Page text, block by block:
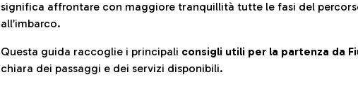
significa affrontare con maggiore tranquillità tutte le fasi del
all’imbarco.
Questa guida raccoglie i principali consigli utili per la partenza da
chiara dei passaggi e dei servizi disponibili.